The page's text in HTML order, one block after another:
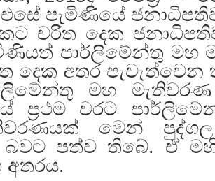
පැමිණියේ
චරිත දෙක
පාර්ලිමේන්තු මහ
දෙක අතර
මහ
ප්‍රථම වරට
මෙන්
පත්ව තිබේ. ඒ
අතරය.